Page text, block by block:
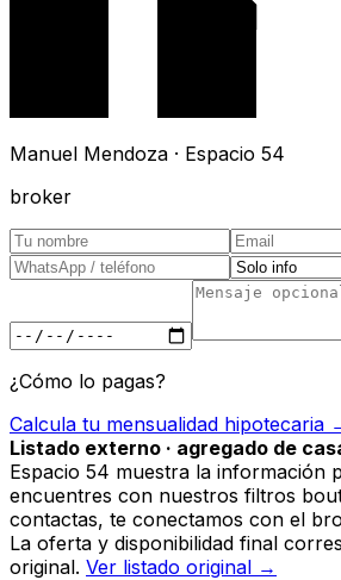
Manuel Mendoza · Espacio 54
broker
¿Cómo lo pagas?
Calcula tu mensualidad hipotecaria
Listado externo · agregado de
Espacio 54 muestra la información
encuentres con nuestros filtros
contactas, te conectamos con el
La oferta y disponibilidad final
original. Ver listado original →